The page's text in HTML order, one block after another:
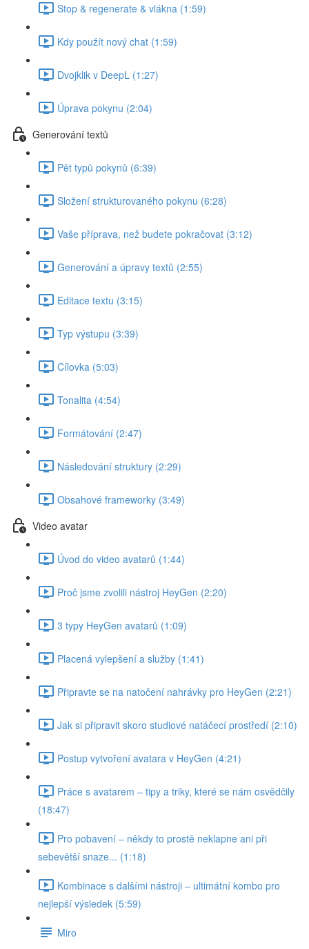
Stop & regenerate & vlákna (1:59)
Kdy použít nový chat (1:59)
Dvojklik v DeepL (1:27)
Úprava pokynu (2:04)
Generování textů
Pět typů pokynů (6:39)
Složení strukturovaného pokynu (6:28)
Vaše příprava, než budete pokračovat (3:12)
Generování a úpravy textů (2:55)
Editace textu (3:15)
Typ výstupu (3:39)
Cílovka (5:03)
Tonalita (4:54)
Formátování (2:47)
Následování struktury (2:29)
Obsahové frameworky (3:49)
Video avatar
Úvod do video avatarů (1:44)
Proč jsme zvolili nástroj HeyGen (2:20)
3 typy HeyGen avatarů (1:09)
Placená vylepšení a služby (1:41)
Připravte se na natočení nahrávky pro HeyGen (2:21)
Jak si připravit skoro studiové natáčecí prostředí (2:10)
Postup vytvoření avatara v HeyGen (4:21)
Práce s avatarem – tipy a triky, které se nám osvědčily
(18:47)
Pro pobavení – někdy to prostě neklapne ani při
sebevětší snaze... (1:18)
Kombinace s dalšími nástroji – ultimátní kombo pro
nejlepší výsledek (5:59)
Miro